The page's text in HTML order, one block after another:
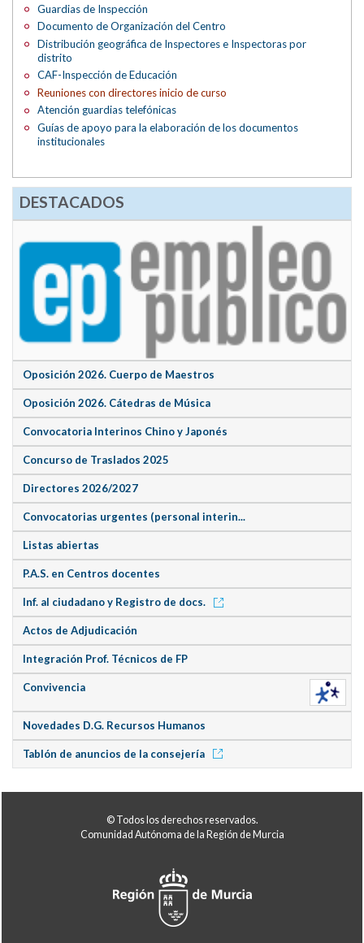
Guardias de Inspección
Documento de Organización del Centro
Distribución geográfica de Inspectores e Inspectoras por
distrito
CAF-Inspección de Educación
Reuniones con directores inicio de curso
Atención guardias telefónicas
Guías de apoyo para la elaboración de los documentos
institucionales
DESTACADOS
Oposición 2026. Cuerpo de Maestros
Oposición 2026. Cátedras de Música
Convocatoria Interinos Chino y Japonés
Concurso de Traslados 2025
Directores 2026/2027
Convocatorias urgentes (personal interin...
Listas abiertas
P.A.S. en Centros docentes
Inf. al ciudadano y Registro de docs.
Actos de Adjudicación
Integración Prof. Técnicos de FP
Convivencia
Novedades D.G. Recursos Humanos
Tablón de anuncios de la consejería
© Todos los derechos reservados.
Comunidad Autónoma de la Región de Murcia